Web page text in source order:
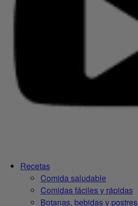
Recetas
Comida saludable
Comidas fáciles y rápidas
Botanas, bebidas y postres